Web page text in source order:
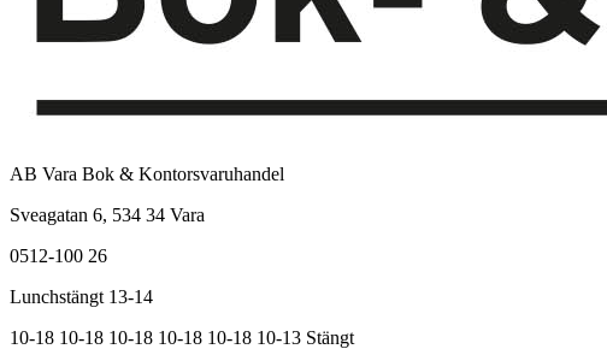
AB Vara Bok & Kontorsvaruhandel
Sveagatan 6, 534 34 Vara
0512-100 26
Lunchstängt 13-14
10-18 10-18 10-18 10-18 10-18 10-13 Stängt